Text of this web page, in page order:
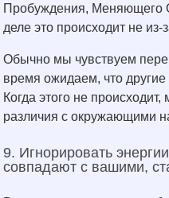
Пробуждения, Меняющего
деле это происходит не из-
Обычно мы чувствуем
время ожидаем, что другие
Когда этого не
различия с окружающими
9. Игнорировать
совпадают с вашими,